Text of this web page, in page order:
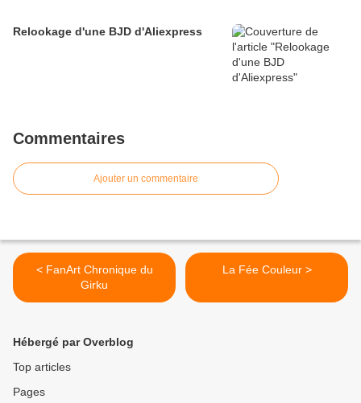
Relookage d'une BJD d'Aliexpress
Commentaires
Ajouter un commentaire
< FanArt Chronique du
Girku
La Fée Couleur >
Hébergé par Overblog
Top articles
Pages